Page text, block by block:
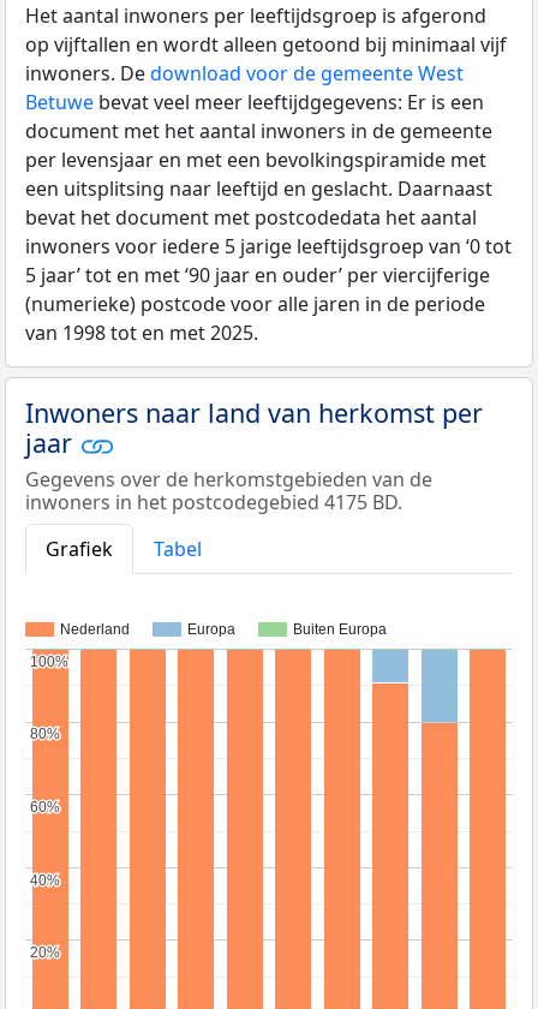
Het aantal inwoners per leeftijdsgroep is afgerond
op vijftallen en wordt alleen getoond bij minimaal vijf
inwoners. Dedownload voor de gemeente West
Betuwe bevat veel meer leeftijdgegevens: Er is een
document met het aantal inwoners in de gemeente
per levensjaar en met een bevolkingspiramide met
een uitsplitsing naar leeftijd en geslacht. Daarnaast
bevat het document met postcodedata het aantal
inwoners voor iedere 5 jarige leeftijdsgroep van ‘0 tot
5 jaar’ tot en met ‘90 jaar en ouder’ per viercijferige
(numerieke) postcode voor alle jaren in de periode
van 1998 tot en met 2025.
Inwoners naar land van herkomst per
jaar
Gegevens over de herkomstgebieden van de
inwoners in het postcodegebied 4175 BD.
Grafiek
Tabel
Nederland Europa Buiten Europa
20%
20%
40%
40%
60%
60%
80%
80%
100%
100%